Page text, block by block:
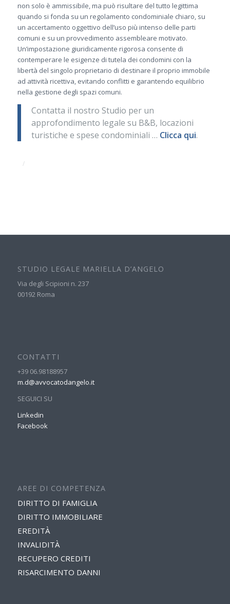
non solo è ammissibile, ma può risultare del tutto legittima
quando si fonda su un regolamento condominiale chiaro, su
un accertamento oggettivo dell’uso più intenso delle parti
comuni e su un provvedimento assembleare motivato.
Un’impostazione giuridicamente rigorosa consente di
contemperare le esigenze di tutela dei condomini con la
libertà del singolo proprietario di destinare il proprio immobile
ad attività ricettiva, evitando conflitti e garantendo equilibrio
nella gestione degli spazi comuni.
Contatta il nostro Studio per un
approfondimento legale su B&B, locazioni
turistiche e spese condominiali … Clicca qui.
/
STUDIO LEGALE MARIELLA D’ANGELO
Via degli Scipioni n. 237
00192 Roma
CONTATTI
+39 06.98188957
m.d@avvocatodangelo.it
SEGUICI SU
Linkedin
Facebook
AREE DI COMPETENZA
DIRITTO DI FAMIGLIA
DIRITTO IMMOBILIARE
EREDITÀ
INVALIDITÀ
RECUPERO CREDITI
RISARCIMENTO DANNI